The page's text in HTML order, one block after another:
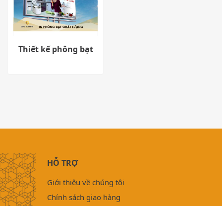
Thiết kế phông bạt
HỖ TRỢ
Giới thiệu về chúng tôi
Chính sách giao hàng